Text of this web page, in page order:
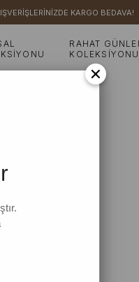
KARGO BEDAVA!
RAHAT
KOLEKSİYONU
×